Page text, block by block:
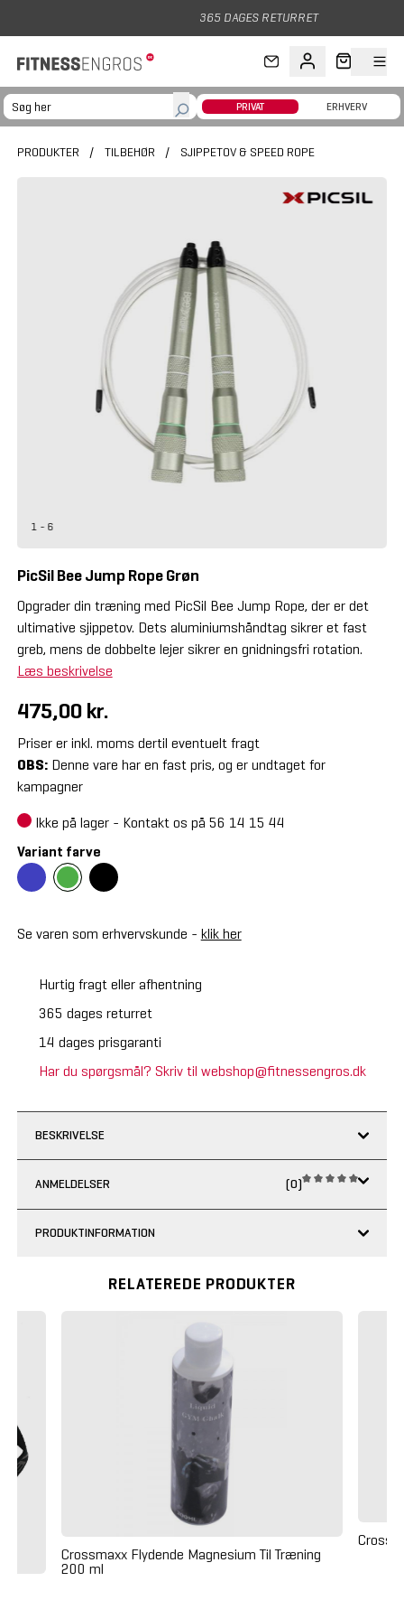
365 DAGES RETURRET
PRIVAT ERHVERV
PRODUKTER / TILBEHØR / SJIPPETOV & SPEED ROPE
1 - 6
PicSil Bee Jump Rope Grøn
Opgrader din træning med PicSil Bee Jump Rope, der er det
ultimative sjippetov. Dets aluminiumshåndtag sikrer et fast
greb, mens de dobbelte lejer sikrer en gnidningsfri rotation.
Læs beskrivelse
475,00 kr.
Priser er inkl. moms dertil eventuelt fragt
OBS:Denne vare har en fast pris, og er undtaget for
kampagner
Ikke på lager - Kontakt os på 56 14 15 44
Variant farve
Se varen som erhvervskunde - klik her
Hurtig fragt eller afhentning
365 dages returret
14 dages prisgaranti
Har du spørgsmål? Skriv til webshop@fitnessengros.dk
BESKRIVELSE
ANMELDELSER (0)
PRODUKTINFORMATION
RELATEREDE PRODUKTER
Crossmaxx Flydende Magnesium Til Træning
200 ml